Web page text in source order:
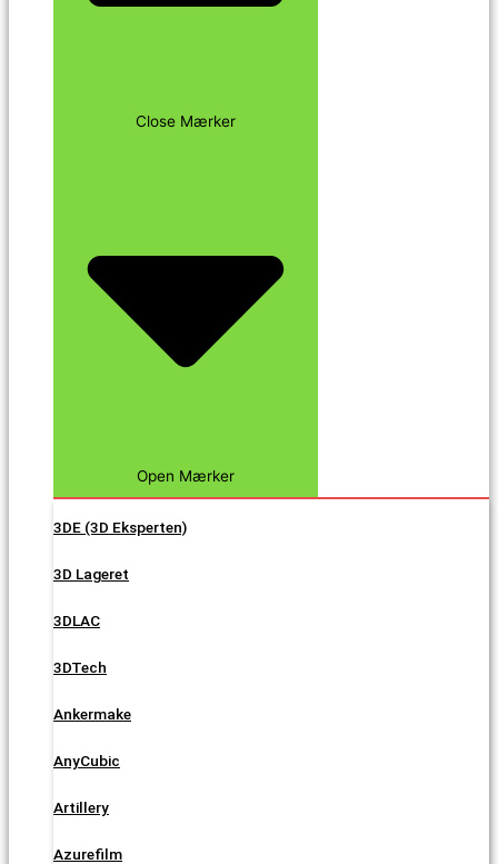
Close Mærker
Open Mærker
3DE (3D Eksperten)
3D Lageret
3DLAC
3DTech
Ankermake
AnyCubic
Artillery
Azurefilm